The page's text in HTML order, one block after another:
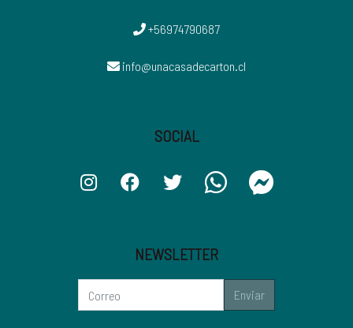
+56974790687
info@unacasadecarton.cl
SOCIAL
NEWSLETTER
Enviar